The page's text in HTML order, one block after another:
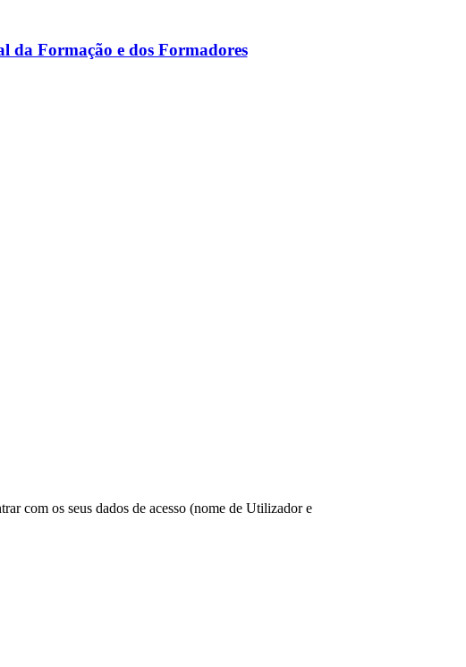
da Formação e dos Formadores
com os seus dados de acesso (nome de Utilizador e